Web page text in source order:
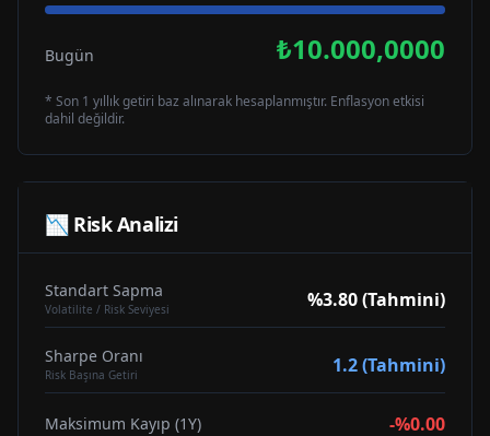
Bugün ₺10.000,0000
* Son 1 yıllık getiri baz alınarak hesaplanmıştır. Enflasyon etkisi
dahil değildir.
📉 Risk Analizi
Standart Sapma
Volatilite / Risk Seviyesi %3.80 (Tahmini)
Sharpe Oranı
Risk Başına Getiri 1.2 (Tahmini)
Maksimum Kayıp (1Y) -%0.00